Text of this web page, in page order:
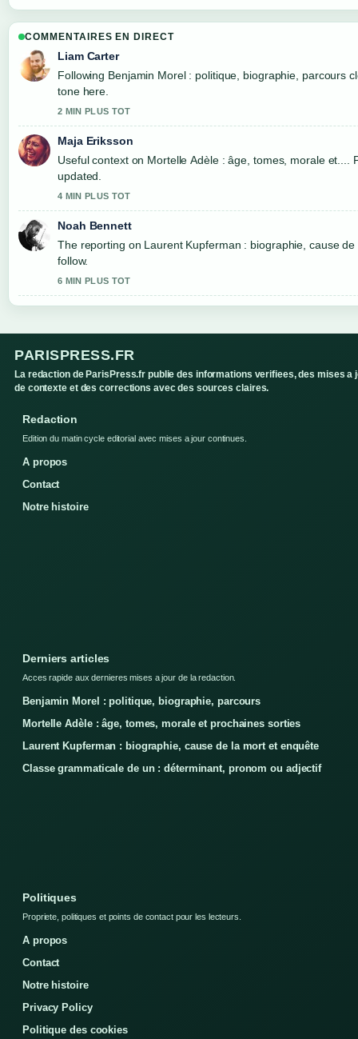
COMMENTAIRES EN DIRECT
Liam Carter
Following Benjamin Morel : politique, biographie, parcours
tone here.
2 MIN PLUS TOT
Maja Eriksson
Useful context on Mortelle Adèle : âge, tomes, morale et....
updated.
4 MIN PLUS TOT
Noah Bennett
The reporting on Laurent Kupferman : biographie, cause
follow.
6 MIN PLUS TOT
PARISPRESS.FR
La redaction de ParisPress.fr publie des informations verifiees, des mises a
de contexte et des corrections avec des sources claires.
Redaction
Edition du matin cycle editorial avec mises a jour continues.
A propos
Contact
Notre histoire
Derniers articles
Acces rapide aux dernieres mises a jour de la redaction.
Benjamin Morel : politique, biographie, parcours
Mortelle Adèle : âge, tomes, morale et prochaines sorties
Laurent Kupferman : biographie, cause de la mort et enquête
Classe grammaticale de un : déterminant, pronom ou adjectif
Politiques
Propriete, politiques et points de contact pour les lecteurs.
A propos
Contact
Notre histoire
Privacy Policy
Politique des cookies